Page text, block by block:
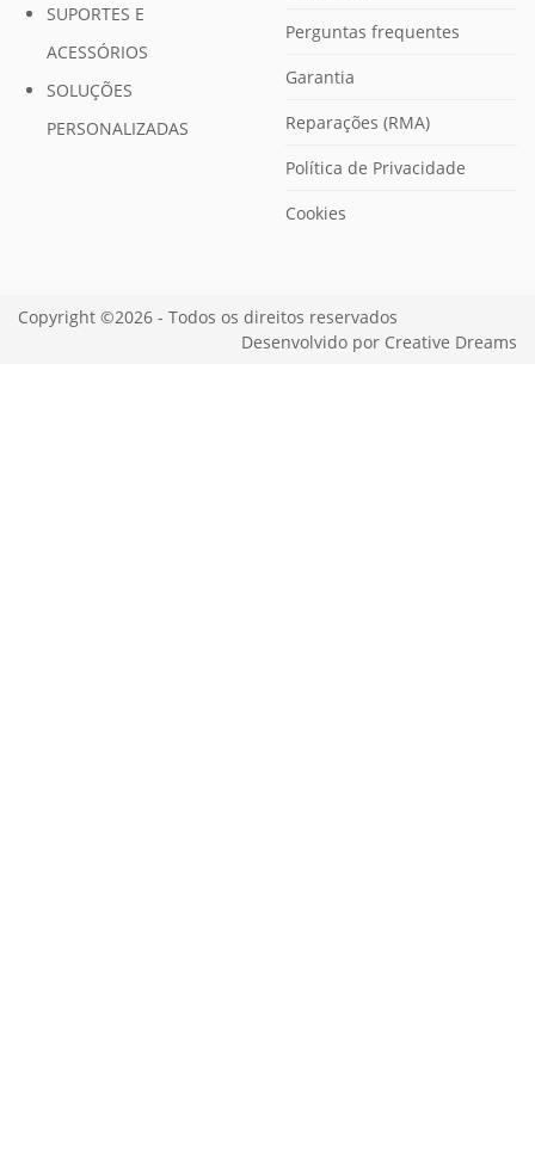
SUPORTES E
ACESSÓRIOS
SOLUÇÕES
PERSONALIZADAS
Perguntas frequentes
Garantia
Reparações (RMA)
Política de Privacidade
Cookies
Copyright ©2026 - Todos os direitos reservados
Desenvolvido por Creative Dreams